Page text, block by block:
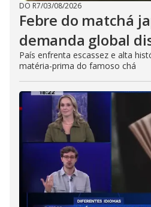
DO R7/03/08/2026
Febre do matchá
demanda global
País enfrenta escassez e alta
matéria-prima do famoso chá